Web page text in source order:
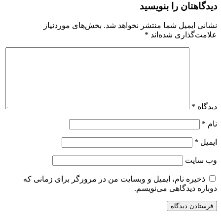
دیدگاهتان را بنویسید
نشانی ایمیل شما منتشر نخواهد شد. بخش‌های موردنیاز
علامت‌گذاری شده‌اند *
دیدگاه *
نام *
ایمیل *
وب‌ سایت
ذخیره نام، ایمیل و وبسایت من در مرورگر برای زمانی که
دوباره دیدگاهی می‌نویسم.